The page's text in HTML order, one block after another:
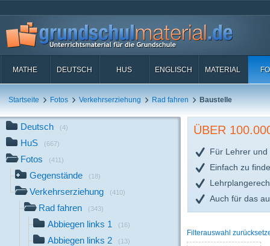
MATHE DEUTSCH HUS ENGLISCH MATERIAL
Startseite Fotos Verkehrserziehung Rad fahren Baustelle
Deutsch (4)
HuS (667)
Fotos (411)
Gegenstände (18)
Verkehrserziehung (410)
Rad fahren (343)
Abbiegen links 1 (16)
Abbiegen links 2 (13)
ÜBER
Für Lehrer und
Einfach zu
Auch für das
Filterauswahl